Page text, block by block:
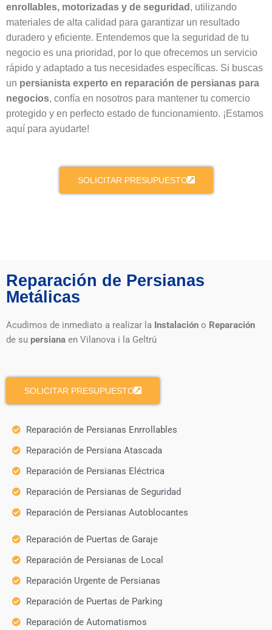
enrollables, motorizadas y de seguridad , utilizando
materiales de alta calidad para garantizar un resultado
duradero y eficiente. Entendemos que la seguridad de tu
negocio es una prioridad, por lo que ofrecemos un servicio
rápido y adaptado a tus necesidades específicas. Si buscas
un persianista experto en reparación de persianas para
negocios, confía en nosotros para mantener tu comercio
protegido y en perfecto estado de funcionamiento. ¡Estamos
aquí para ayudarte!
SOLICITAR PRESUPUESTO
Reparación de Persianas
Metálicas
Acudimos de inmediato a realizar la Instalación o Reparación
de su persiana en Vilanova i la Geltrú
SOLICITAR PRESUPUESTO
Reparación de Persianas Enrrollables
Reparación de Persiana Atascada
Reparación de Persianas Eléctrica
Reparación de Persianas de Seguridad
Reparación de Persianas Autoblocantes
Reparación de Puertas de Garaje
Reparación de Persianas de Local
Reparación Urgente de Persianas
Reparación de Puertas de Parking
Reparación de Automatismos